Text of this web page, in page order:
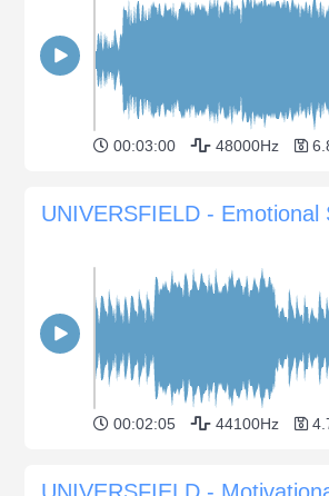
00:03:00 48000Hz
00:02:05 44100Hz